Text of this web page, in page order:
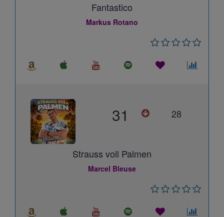
Fantastico
Markus Rotano
31 28
Strauss voll Palmen
Marcel Bleuse